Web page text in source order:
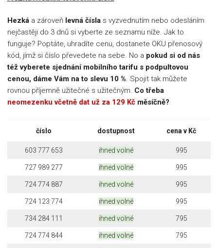
Hezká a zároveň levná čísla s vyzvednutím nebo odesláním
nejčastěji do 3 dnů si vyberte ze seznamu níže. Jak to
funguje? Poptáte, uhradíte cenu, dostanete OKU přenosový
kód, jímž si číslo převedete na sebe. No a pokud si od nás
též vyberete sjednání mobilního tarifu s podpultovou
cenou, dáme Vám na to slevu 10 %. Spojit tak můžete
rovnou příjemně užitečné s užitečným. Co třeba
neomezenku včetně dat už za 129 Kč měsíčně?
číslo dostupnost cena v Kč
603 777 653 ihned volné 995
727 989 277 ihned volné 995
724 774 887 ihned volné 995
724 123 774 ihned volné 995
734 284 111 ihned volné 795
724 774 844 ihned volné 795